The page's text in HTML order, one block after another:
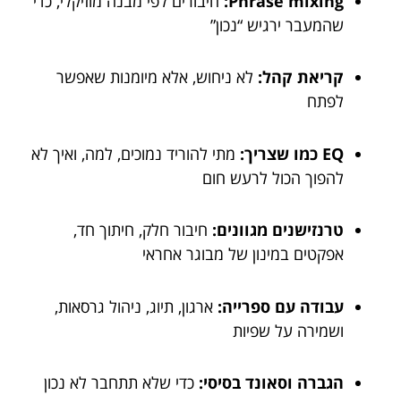
שהמעבר ירגיש “נכון”
קריאת קהל: לא ניחוש, אלא מיומנות שאפשר
לפתח
EQ כמו שצריך:
מתי להוריד נמוכים, למה, ואיך לא
להפוך הכול לרעש חום
טרנזישנים מגוונים: חיבור חלק, חיתוך חד,
אפקטים במינון של מבוגר אחראי
עבודה עם ספרייה: ארגון, תיוג, ניהול גרסאות,
ושמירה על שפיות
הגברה וסאונד בסיסי: כדי שלא תתחבר לא נכון